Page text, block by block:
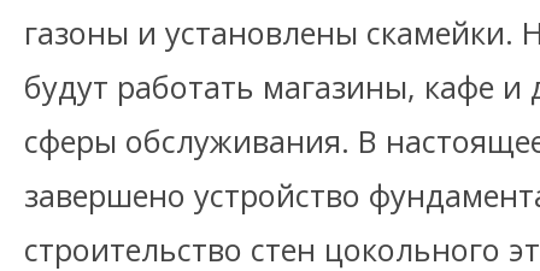
газоны и установлены скамейки.
будут работать магазины, кафе и
сферы обслуживания. В
завершено устройство
строительство стен цокольного